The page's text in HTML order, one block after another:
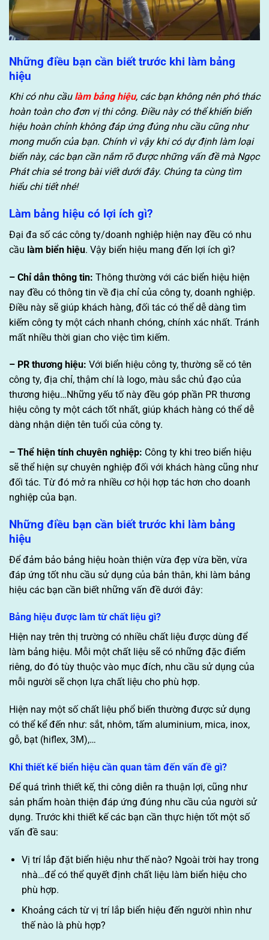
Những điều bạn cần biết trước khi làm bảng
hiệu
Khi có nhu cầulàm bảng hiệu, các bạn không nên phó thác
hoàn toàn cho đơn vị thi công. Điều này có thể khiến biển
hiệu hoàn chỉnh không đáp ứng đúng nhu cầu cũng như
mong muốn của bạn. Chính vì vậy khi có dự định làm loại
biển này, các bạn cần nắm rõ được những vấn đề mà Ngọc
Phát chia sẻ trong bài viết dưới đây. Chúng ta cùng tìm
hiểu chi tiết nhé!
Làm bảng hiệu có lợi ích gì?
Đại đa số các công ty/doanh nghiệp hiện nay đều có nhu
cầu làm biển hiệu. Vậy biển hiệu mang đến lợi ích gì?
– Chỉ dẫn thông tin: Thông thường với các biển hiệu hiện
nay đều có thông tin về địa chỉ của công ty, doanh nghiệp.
Điều này sẽ giúp khách hàng, đối tác có thể dễ dàng tìm
kiếm công ty một cách nhanh chóng, chính xác nhất. Tránh
mất nhiều thời gian cho việc tìm kiếm.
– PR thương hiệu: Với biển hiệu công ty, thường sẽ có tên
công ty, địa chỉ, thậm chí là logo, màu sắc chủ đạo của
thương hiệu…Những yếu tố này đều góp phần PR thương
hiệu công ty một cách tốt nhất, giúp khách hàng có thể dễ
dàng nhận diện tên tuổi của công ty.
– Thể hiện tính chuyên nghiệp: Công ty khi treo biển hiệu
sẽ thể hiện sự chuyên nghiệp đối với khách hàng cũng như
đối tác. Từ đó mở ra nhiều cơ hội hợp tác hơn cho doanh
nghiệp của bạn.
Những điều bạn cần biết trước khi làm bảng
hiệu
Để đảm bảo bảng hiệu hoàn thiện vừa đẹp vừa bền, vừa
đáp ứng tốt nhu cầu sử dụng của bản thân, khi làm bảng
hiệu các bạn cần biết những vấn đề dưới đây:
Bảng hiệu được làm từ chất liệu gì?
Hiện nay trên thị trường có nhiều chất liệu được dùng để
làm bảng hiệu. Mỗi một chất liệu sẽ có những đặc điểm
riêng, do đó tùy thuộc vào mục đích, nhu cầu sử dụng của
mỗi người sẽ chọn lựa chất liệu cho phù hợp.
Hiện nay một số chất liệu phổ biến thường được sử dụng
có thể kể đến như: sắt, nhôm, tấm aluminium, mica, inox,
gỗ, bạt (hiflex, 3M),…
Khi thiết kế biển hiệu cần quan tâm đến vấn đề gì?
Để quá trình thiết kế, thi công diễn ra thuận lợi, cũng như
sản phẩm hoàn thiện đáp ứng đúng nhu cầu của người sử
dụng. Trước khi thiết kế các bạn cần thực hiện tốt một số
vấn đề sau:
Vị trí lắp đặt biển hiệu như thế nào? Ngoài trời hay trong
nhà…để có thể quyết định chất liệu làm biển hiệu cho
phù hợp.
Khoảng cách từ vị trí lắp biển hiệu đến người nhìn như
thế nào là phù hợp?